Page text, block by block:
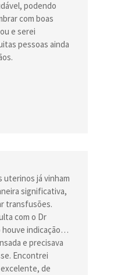
podendo
com boas
e serei
pessoas ainda
uterinos já vinham
significativa,
transfusões.
com o Dr
houve indicação…
e precisava
Encontrei
de